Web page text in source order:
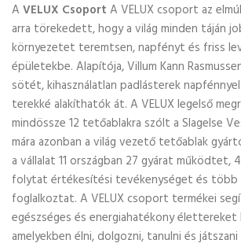
A VELUX Csoport A VELUX csoport az
arra törekedett, hogy a világ minden táján
környezetet teremtsen, napfényt és friss
épületekbe. Alapítója, Villum Kann
sötét, kihasználatlan padlásterek
terekké alakíthatók át. A VELUX legelső
mindössze 12 tetőablakra szólt a Slagelse
mára azonban a világ vezető tetőablak
a vállalat 11 országban 27 gyárat működtet,
folytat értékesítési tevékenységet és több
foglalkoztat. A VELUX csoport termékei
egészséges és energiahatékony
amelyekben élni, dolgozni, tanulni és